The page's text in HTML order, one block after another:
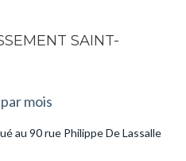
SAINT-
mois
au 90 rue Philippe De Lassalle